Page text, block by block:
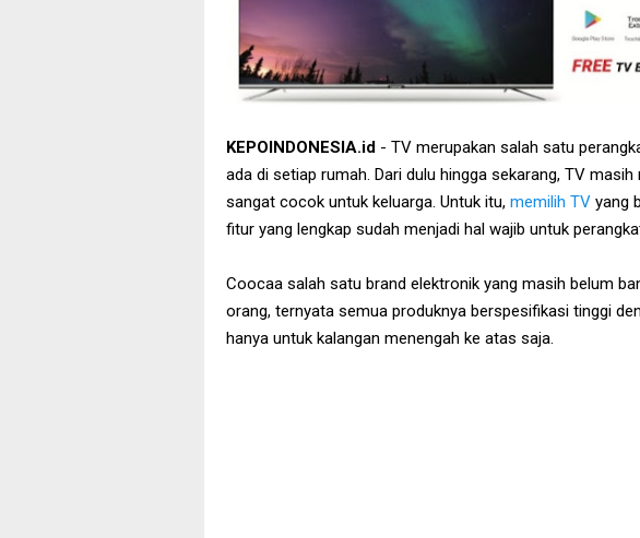
KEPOINDONESIA.id - TV merupakan salah satu
ada di setiap rumah. Dari dulu hingga sekarang, TV
sangat cocok untuk keluarga. Untuk itu, memilih TV yang
fitur yang lengkap sudah menjadi hal wajib untuk
Coocaa salah satu brand elektronik yang masih belum
orang, ternyata semua produknya berspesifikasi tinggi
hanya untuk kalangan menengah ke atas saja.